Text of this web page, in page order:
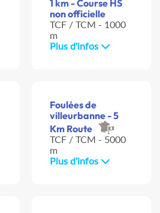
1 km - Course HS
non officielle
TCF / TCM - 1000
m
Plus d'infos
Foulées de
villeurbanne - 5
Km Route
TCF / TCM - 5000
m
Plus d'infos